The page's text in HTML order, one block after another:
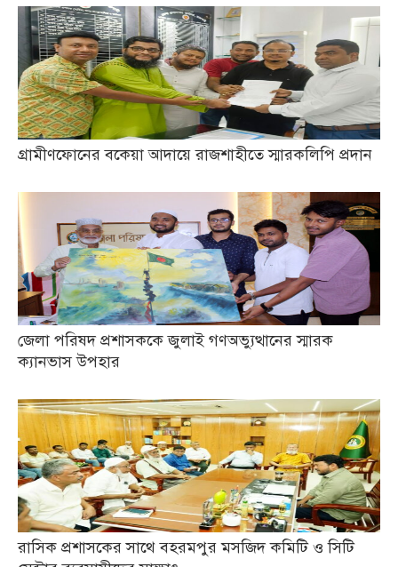
গ্রামীণফোনের বকেয়া আদায়ে রাজশাহীতে স্মারকলিপি প্রদান
জেলা পরিষদ প্রশাসককে জুলাই গণঅভ্যুত্থানের স্মারক
ক্যানভাস উপহার
রাসিক প্রশাসকের সাথে বহরমপুর মসজিদ কমিটি ও সিটি